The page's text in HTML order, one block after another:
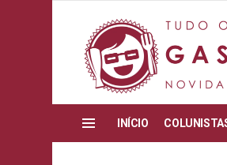
INÍCIO